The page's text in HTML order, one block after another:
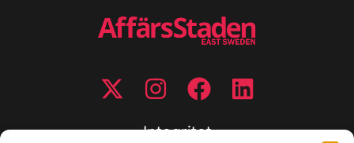
Integritet